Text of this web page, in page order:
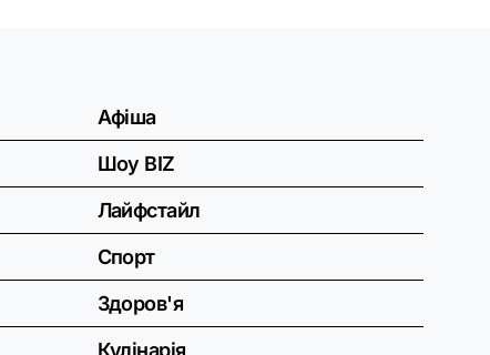
Афіша
Шоу BIZ
Лайфстайл
Спорт
Здоров'я
Кулінарія